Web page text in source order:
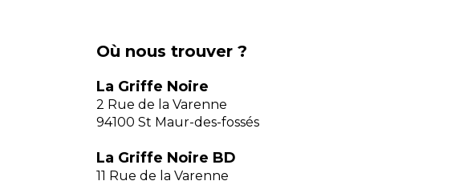
Où nous trouver ?
La Griffe Noire
2 Rue de la Varenne
94100 St Maur-des-fossés
La Griffe Noire BD
11 Rue de la Varenne